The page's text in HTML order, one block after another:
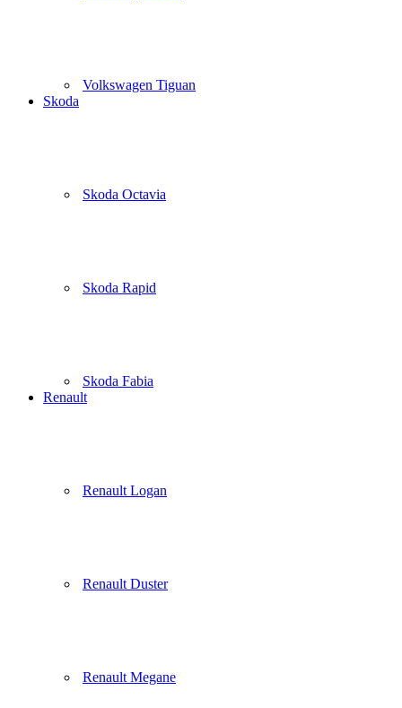
Volkswagen Tiguan
Skoda
Skoda Octavia
Skoda Rapid
Skoda Fabia
Renault
Renault Logan
Renault Duster
Renault Megane